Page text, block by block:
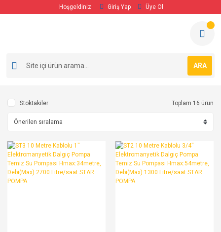
Hoşgeldiniz Giriş Yap Üye Ol
ARA
Stoktakiler Toplam 16 ürün